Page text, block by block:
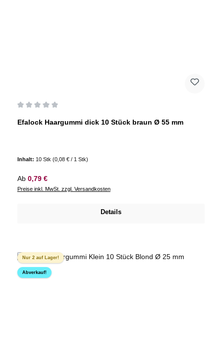
Efalock Haargummi dick 10 Stück braun Ø 55 mm
Inhalt: 10 Stk (0,08 € / 1 Stk)
Regulärer Preis:
Ab 0,79 €
Preise inkl. MwSt. zzgl. Versandkosten
Details
Nur 2 auf Lager!
Abverkauf!